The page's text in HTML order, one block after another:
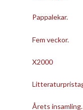
Pappalekar.
Fem veckor.
X2000
Årets insamling.